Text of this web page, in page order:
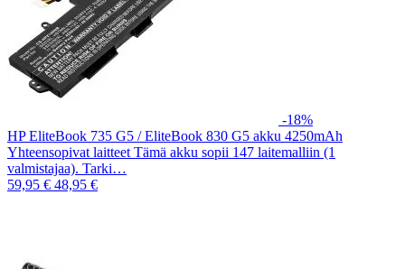
-18%
HP EliteBook 735 G5 / EliteBook 830 G5 akku 4250mAh
Yhteensopivat laitteet Tämä akku sopii 147 laitemalliin (1
valmistajaa). Tarki…
59,95 € 48,95 €